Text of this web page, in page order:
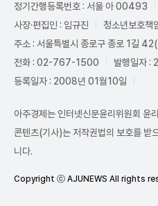
정기간행등록번호 : 서울 아 00493
사장·편집인 : 임규진
청소년보호책
주소 : 서울특별시 종로구 종로 1길
전화 : 02-767-1500
발행일자 :
등록일자 : 2008년 01월10일
아주경제는 인터넷신문윤리위원회 윤
콘텐츠(기사)는 저작권법의 보호를 받
니다.
Copyright ⓒ AJUNEWS All rights